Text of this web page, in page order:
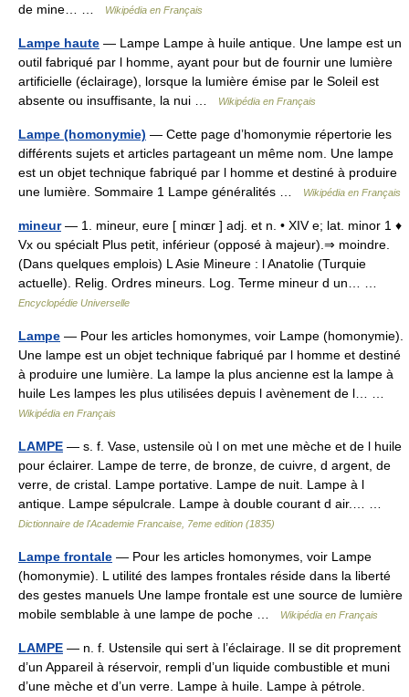
de mine… …
Wikipédia en Français
Lampe haute — Lampe Lampe à huile antique. Une lampe est un
outil fabriqué par l homme, ayant pour but de fournir une lumière
artificielle (éclairage), lorsque la lumière émise par le Soleil est
absente ou insuffisante, la nui …
Wikipédia en Français
Lampe (homonymie) — Cette page d’homonymie répertorie les
différents sujets et articles partageant un même nom. Une lampe
est un objet technique fabriqué par l homme et destiné à produire
une lumière. Sommaire 1 Lampe généralités …
Wikipédia en Français
mineur— 1. mineur, eure [ minɶr ] adj. et n. • XIV e; lat. minor 1 ♦
Vx ou spécialt Plus petit, inférieur (opposé à majeur).⇒ moindre.
(Dans quelques emplois) L Asie Mineure : l Anatolie (Turquie
actuelle). Relig. Ordres mineurs. Log. Terme mineur d un… …
Encyclopédie Universelle
Lampe — Pour les articles homonymes, voir Lampe (homonymie).
Une lampe est un objet technique fabriqué par l homme et destiné
à produire une lumière. La lampe la plus ancienne est la lampe à
huile Les lampes les plus utilisées depuis l avènement de l… …
Wikipédia en Français
LAMPE — s. f. Vase, ustensile où l on met une mèche et de l huile
pour éclairer. Lampe de terre, de bronze, de cuivre, d argent, de
verre, de cristal. Lampe portative. Lampe de nuit. Lampe à l
antique. Lampe sépulcrale. Lampe à double courant d air.… …
Dictionnaire de l'Academie Francaise, 7eme edition (1835)
Lampe frontale — Pour les articles homonymes, voir Lampe
(homonymie). L utilité des lampes frontales réside dans la liberté
des gestes manuels Une lampe frontale est une source de lumière
mobile semblable à une lampe de poche …
Wikipédia en Français
LAMPE — n. f. Ustensile qui sert à l’éclairage. Il se dit proprement
d’un Appareil à réservoir, rempli d’un liquide combustible et muni
d’une mèche et d’un verre. Lampe à huile. Lampe à pétrole.